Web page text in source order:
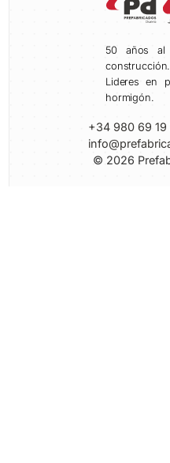
50 años al
construcción.
Lideres en
hormigón.
+34 980 69 19
© 2026